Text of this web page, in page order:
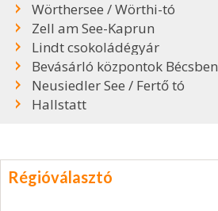
Wörthersee / Wörthi-tó
Zell am See-Kaprun
Lindt csokoládégyár
Bevásárló központok Bécsben
Neusiedler See / Fertő tó
Hallstatt
Régióválasztó